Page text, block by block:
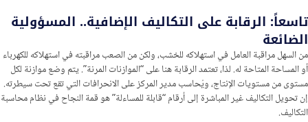
تاسعاً: الرقابة على التكاليف الإضافية.. المسؤولية
الضائعة
من السهل مراقبة العامل في استهلاكه للخشب، ولكن من الصعب مراقبته في استهلاكه للكهرباء
أو المساحة المتاحة له. لذا، تعتمد الرقابة هنا على “الموازنات المرنة”. يتم وضع موازنة لكل
مستوى من مستويات الإنتاج، ويُحاسب مدير المركز على الانحرافات التي تقع تحت سيطرته.
إن تحويل التكاليف غير المباشرة إلى أرقام “قابلة للمساءلة” هو قمة النجاح في نظام محاسبة
التكاليف.